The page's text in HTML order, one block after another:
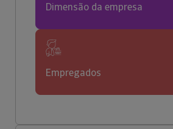
Dimensão da empresa
Empregados